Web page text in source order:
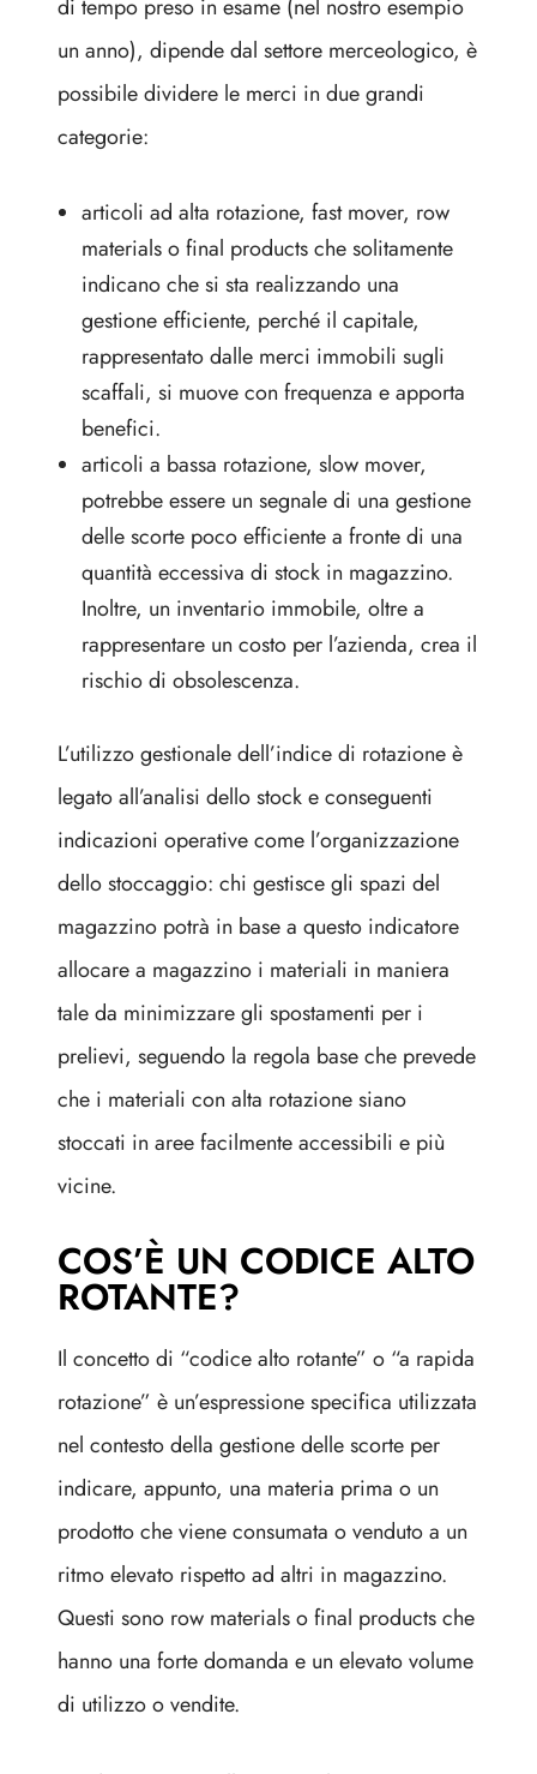
di tempo preso in esame (nel nostro esempio
un anno), dipende dal settore merceologico, è
possibile dividere le merci in due grandi
categorie:
articoli ad alta rotazione, fast mover, row
materials o final products che solitamente
indicano che si sta realizzando una
gestione efficiente, perché il capitale,
rappresentato dalle merci immobili sugli
scaffali, si muove con frequenza e apporta
benefici.
articoli a bassa rotazione, slow mover,
potrebbe essere un segnale di una gestione
delle scorte poco efficiente a fronte di una
quantità eccessiva di stock in magazzino.
Inoltre, un inventario immobile, oltre a
rappresentare un costo per l’azienda, crea il
rischio di obsolescenza.
L’utilizzo gestionale dell’indice di rotazione è
legato all’analisi dello stock e conseguenti
indicazioni operative come l’organizzazione
dello stoccaggio: chi gestisce gli spazi del
magazzino potrà in base a questo indicatore
allocare a magazzino i materiali in maniera
tale da minimizzare gli spostamenti per i
prelievi, seguendo la regola base che prevede
che i materiali con alta rotazione siano
stoccati in aree facilmente accessibili e più
vicine.
COS’È UN CODICE ALTO
ROTANTE?
Il concetto di “codice alto rotante” o “a rapida
rotazione” è un’espressione specifica utilizzata
nel contesto della gestione delle scorte per
indicare, appunto, una materia prima o un
prodotto che viene consumata o venduto a un
ritmo elevato rispetto ad altri in magazzino.
Questi sono row materials o final products che
hanno una forte domanda e un elevato volume
di utilizzo o vendite.